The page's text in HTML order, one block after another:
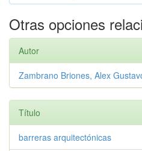
Otras opciones
Autor
Zambrano Briones, Alex
Título
barreras arquitectónicas